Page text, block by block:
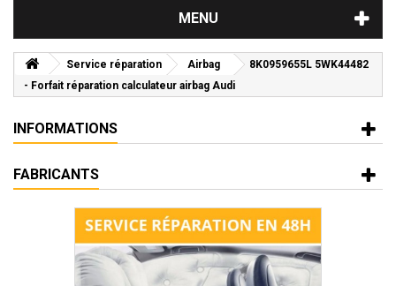
MENU
Service réparation Airbag
8K0959655L 5WK44482
- Forfait réparation calculateur airbag Audi
INFORMATIONS
FABRICANTS